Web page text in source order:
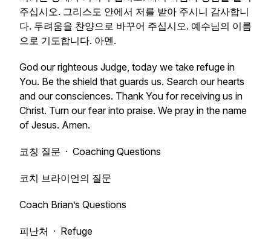
주십시오. 그리스도 안에서 저를 받아 주시니 감사합니
다. 두려움을 찬양으로 바꾸어 주십시오. 예수님의 이름
으로 기도합니다. 아멘.
God our righteous Judge, today we take refuge in
You. Be the shield that guards us. Search our hearts
and our consciences. Thank You for receiving us in
Christ. Turn our fear into praise. We pray in the name
of Jesus. Amen.
코칭 질문 · Coaching Questions
코치 브라이언의 질문
Coach Brian’s Questions
피난처 · Refuge